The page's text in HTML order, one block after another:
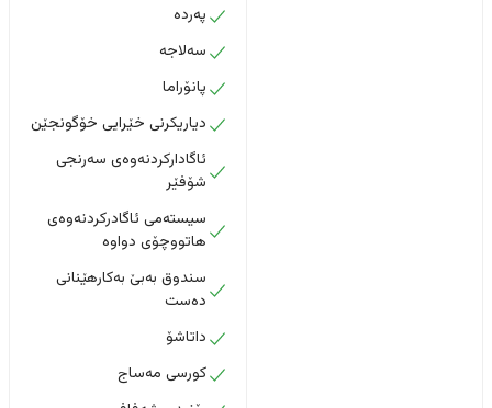
پەردە
سەلاجە
پانۆراما
دیاریکرنی خێرایی خۆگونجێن
ئاگادارکردنەوەی سەرنجی
شۆفێر
سیستەمی ئاگادرکردنەوەی
هاتووچۆی دواوە
سندوق بەبێ بەکارهێنانی
دەست
داتاشۆ
کورسی مەساج